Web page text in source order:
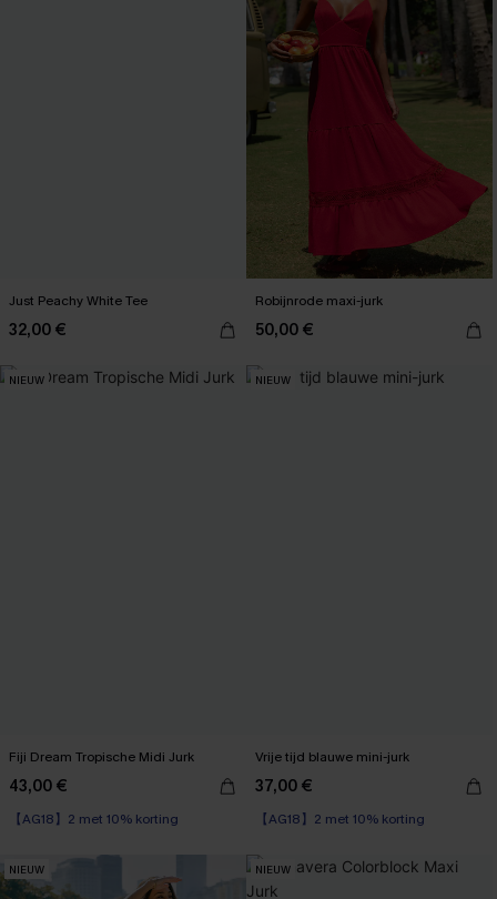
Just Peachy White Tee
32,00 €
Robijnrode maxi-jurk
50,00 €
NIEUW
Fiji Dream Tropische Midi Jurk
43,00 €
【AG18】2 met 10% korting
NIEUW
Vrije tijd blauwe mini-jurk
37,00 €
【AG18】2 met 10% korting
NIEUW NIEUW